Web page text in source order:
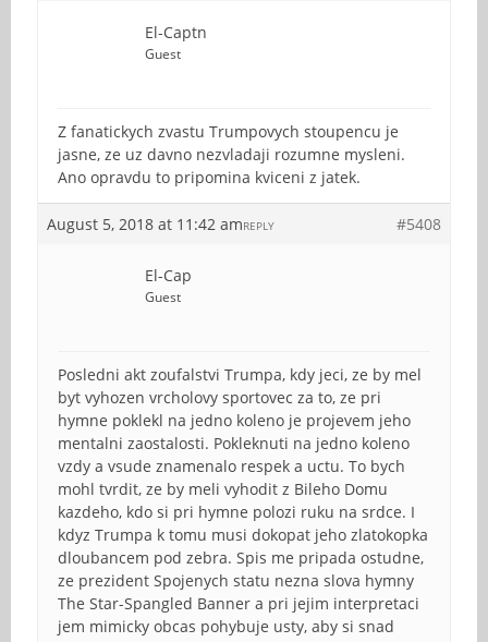
El-Captn
Guest
Z fanatickych zvastu Trumpovych stoupencu je
jasne, ze uz davno nezvladaji rozumne mysleni.
Ano opravdu to pripomina kviceni z jatek.
August 5, 2018 at 11:42 am #5408
REPLY
El-Cap
Guest
Posledni akt zoufalstvi Trumpa, kdy jeci, ze by mel
byt vyhozen vrcholovy sportovec za to, ze pri
hymne poklekl na jedno koleno je projevem jeho
mentalni zaostalosti. Pokleknuti na jedno koleno
vzdy a vsude znamenalo respek a uctu. To bych
mohl tvrdit, ze by meli vyhodit z Bileho Domu
kazdeho, kdo si pri hymne polozi ruku na srdce. I
kdyz Trumpa k tomu musi dokopat jeho zlatokopka
dloubancem pod zebra. Spis me pripada ostudne,
ze prezident Spojenych statu nezna slova hymny
The Star-Spangled Banner a pri jejim interpretaci
jem mimicky obcas pohybuje usty, aby si snad